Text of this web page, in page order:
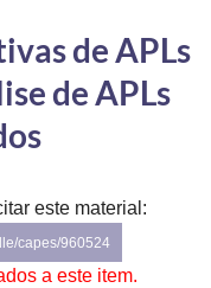
de APLs
de APLs
este material:
capes/960524
a este item.